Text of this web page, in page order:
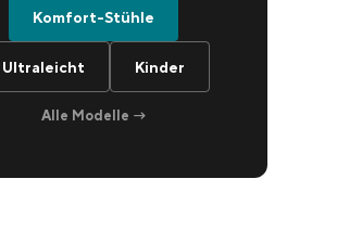
Komfort-Stühle
Ultraleicht Kinder
Alle Modelle →